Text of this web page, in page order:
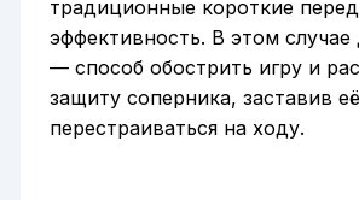
традиционные короткие
эффективность. В этом
— способ обострить игру и
защиту соперника, заставив её
перестраиваться на ходу.